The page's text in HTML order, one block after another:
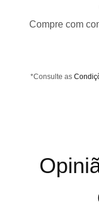
Compre com
*Consulte as